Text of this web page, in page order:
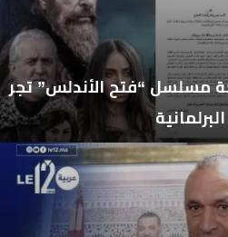
مسلسل “فتح الأندلس” تجر